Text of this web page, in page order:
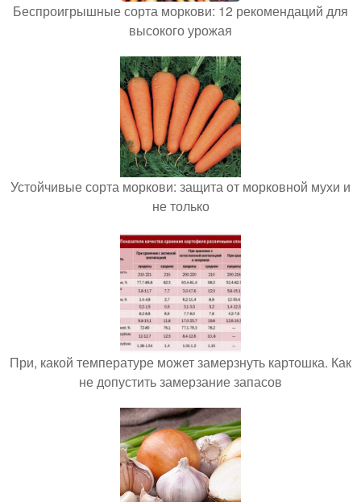
Беспроигрышные сорта моркови: 12 рекомендаций для
высокого урожая
Устойчивые сорта моркови: защита от морковной мухи и
не только
При, какой температуре может замерзнуть картошка. Как
не допустить замерзание запасов